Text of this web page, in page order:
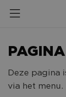
NIEUWS
Deze pagina
via het menu.